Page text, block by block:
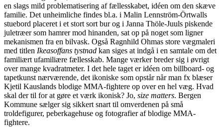
en slags mild problematisering af fællesskabet, idéen om den skæve
familie. Det unheimliche findes bl.a. i Malin Lennström-Örtwalls
stuebord placeret i et stort sort bur og i Janna Thöle-Juuls piskende
juletræer som hamrer mod hinanden, sat op på noget som ligner
mekanismen fra en bilvask. Også Ragnhild Ohmas store vægmaleri
med titlen Ikeasoffans tystnad kan siges at indgå i en samtale om det
familiært ufamiliære fællesskab. Mange værker breder sig i øvrigt
over mange kvadratmeter. I det hele taget er idéen om billboard- og
tapetkunst nærværende, det ikoniske som opstår når man fx blæser
Kjetil Kauslands blodige MMA-fightere op over en hel væg. Hvad
skal der til for at gøre et værk ikonisk? Jo, size matters. Bergen
Kommune sælger sig sikkert snart til omverdenen på små
troldefigurer, peberkagehuse og fotografier af blodige MMA-
fightere.